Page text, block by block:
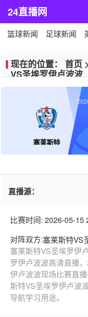
24直播网
篮球新闻 足球新闻
现在的位置： 首页
VS圣埃罗伊卢波波
塞莱斯特
直播源：
比赛时间: 2026-05-15
对阵双方:塞莱斯特VS
塞莱斯特VS圣埃罗伊
罗伊卢波波高清直播
伊卢波波现场比赛直
斯特VS圣埃罗伊卢波
导航学习用途。